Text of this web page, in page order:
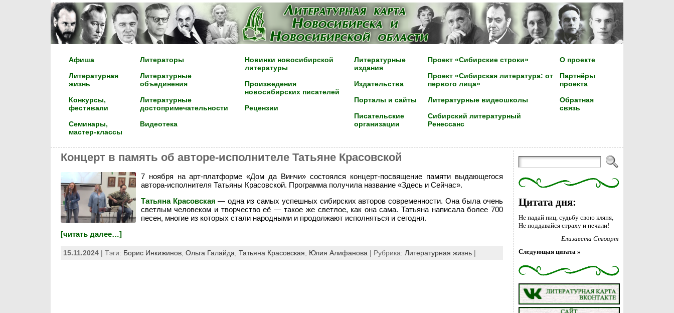
Афиша
Литературная
жизнь
Конкурсы,
фестивали
Семинары,
мастер-классы
Литераторы
Литературные
объединения
Литературные
достопримечательности
Видеотека
Новинки новосибирской
литературы
Произведения
новосибирских писателей
Рецензии
Литературные
издания
Издательства
Порталы и сайты
Писательские
организации
Проект «Сибирские строки»
Проект «Сибирская литература: от
первого лица»
Литературные видеошколы
Сибирский литературный
Ренессанс
О проекте
Партнёры
проекта
Обратная
связь
Концерт в память об авторе-исполнителе Татьяне Красовской
7 ноября на арт-платформе «Дом да Винчи» состоялся концерт-посвящение памяти выдающегося
автора-исполнителя Татьяны Красовской. Программа получила название «Здесь и Сейчас».
Татьяна Красовская — одна из самых успешных сибирских авторов современности. Она была очень
светлым человеком и творчество её — такое же светлое, как она сама. Татьяна написала более 700
песен, многие из которых стали народными и продолжают исполняться и сегодня.
[читать далее…]
15.11.2024| Тэги: Борис Инкижинов, Ольга Галайда Татьяна Красовская Юлия Алифанова | Рубрика: Литературная жизнь|
Цитата дня:
Не падай ниц, судьбу свою кляня,
Не поддавайся страху и печали!
Елизавета Стюарт
Следующая цитата »